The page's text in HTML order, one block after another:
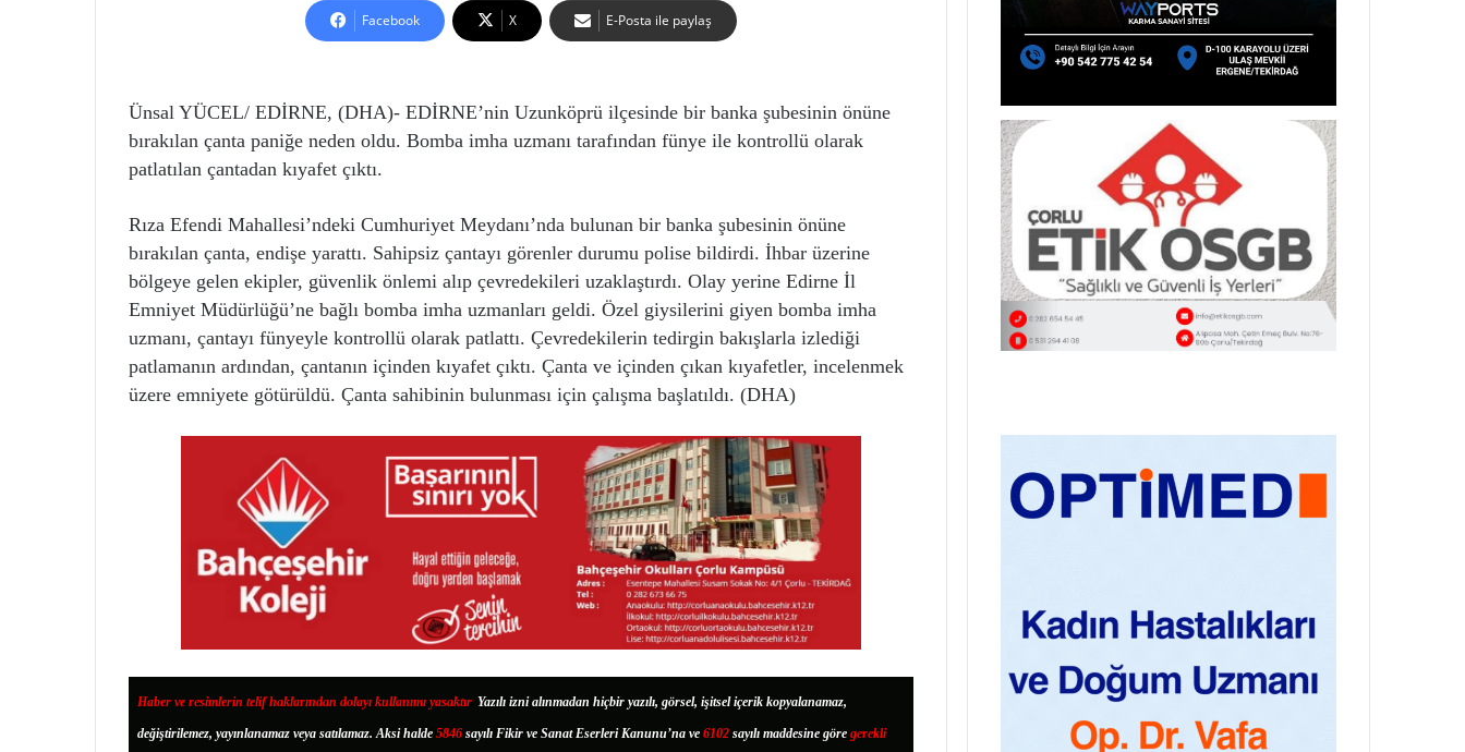
Facebook X E-Posta ile paylaş
Ünsal YÜCEL/ EDİRNE, (DHA)- EDİRNE’nin Uzunköprü ilçesinde bir banka şubesinin önüne
bırakılan çanta paniğe neden oldu. Bomba imha uzmanı tarafından fünye ile kontrollü olarak
patlatılan çantadan kıyafet çıktı.
Rıza Efendi Mahallesi’ndeki Cumhuriyet Meydanı’nda bulunan bir banka şubesinin önüne
bırakılan çanta, endişe yarattı. Sahipsiz çantayı görenler durumu polise bildirdi. İhbar üzerine
bölgeye gelen ekipler, güvenlik önlemi alıp çevredekileri uzaklaştırdı. Olay yerine Edirne İl
Emniyet Müdürlüğü’ne bağlı bomba imha uzmanları geldi. Özel giysilerini giyen bomba imha
uzmanı, çantayı fünyeyle kontrollü olarak patlattı. Çevredekilerin tedirgin bakışlarla izlediği
patlamanın ardından, çantanın içinden kıyafet çıktı. Çanta ve içinden çıkan kıyafetler, incelenmek
üzere emniyete götürüldü. Çanta sahibinin bulunması için çalışma başlatıldı. (DHA)
Haber ve resimlerin telif haklarından dolayı kullanımı yasaktır. Yazılı izni alınmadan hiçbir yazılı, görsel, işitsel içerik kopyalanamaz,
değiştirilemez, yayınlanamaz veya satılamaz. Aksi halde 5846 sayılı Fikir ve Sanat Eserleri Kanunu’na ve 6102 sayılı maddesine göre gerekli